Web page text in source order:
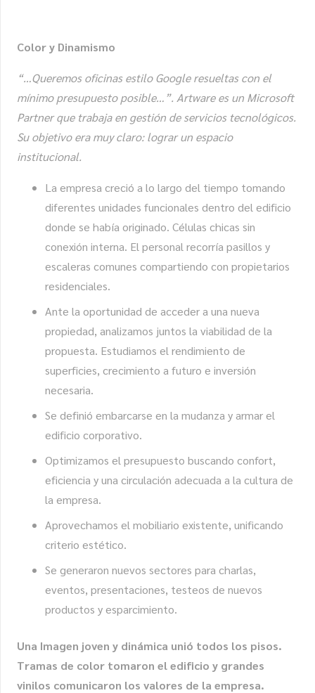
Color y Dinamismo
“…Queremos oficinas estilo Google resueltas con el
mínimo presupuesto posible…”. Artware es un Microsoft
Partner que trabaja en gestión de servicios tecnológicos.
Su objetivo era muy claro: lograr un espacio
institucional.
La empresa creció a lo largo del tiempo tomando
diferentes unidades funcionales dentro del edificio
donde se había originado. Células chicas sin
conexión interna. El personal recorría pasillos y
escaleras comunes compartiendo con propietarios
residenciales.
Ante la oportunidad de acceder a una nueva
propiedad, analizamos juntos la viabilidad de la
propuesta. Estudiamos el rendimiento de
superficies, crecimiento a futuro e inversión
necesaria.
Se definió embarcarse en la mudanza y armar el
edificio corporativo.
Optimizamos el presupuesto buscando confort,
eficiencia y una circulación adecuada a la cultura de
la empresa.
Aprovechamos el mobiliario existente, unificando
criterio estético.
Se generaron nuevos sectores para charlas,
eventos, presentaciones, testeos de nuevos
productos y esparcimiento.
Una Imagen joven y dinámica unió todos los pisos.
Tramas de color tomaron el edificio y grandes
vinilos comunicaron los valores de la empresa.